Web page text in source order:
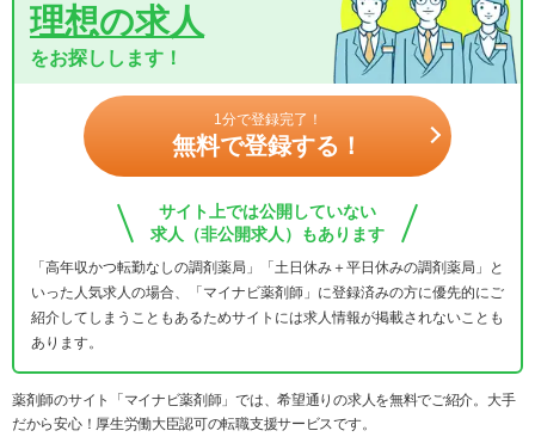
理想の求人
をお探しします！
1分で登録完了！
無料で登録する！
サイト上では公開していない
求人（非公開求人）もあります
「高年収かつ転勤なしの調剤薬局」「土日休み＋平日休みの調剤薬局」と
いった人気求人の場合、「マイナビ薬剤師」に登録済みの方に優先的にご
紹介してしまうこともあるためサイトには求人情報が掲載されないことも
あります。
薬剤師のサイト「マイナビ薬剤師」では、希望通りの求人を無料でご紹介。大手
だから安心！厚生労働大臣認可の転職支援サービスです。